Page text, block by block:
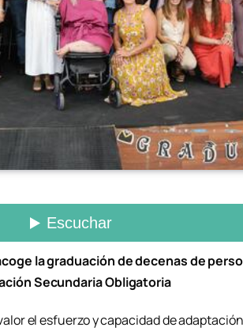
la graduación de decenas de
Secundaria Obligatoria
el esfuerzo y capacidad de